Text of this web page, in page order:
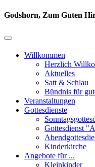
Godshorn, Zum Guten
Willkommen
Herzlich
Aktuelles
Satt & Schlau
Bündnis für
Veranstaltungen
Gottesdienste
Gottesdienst
Kinderkirche
Angebote für ...
Kleinkinder